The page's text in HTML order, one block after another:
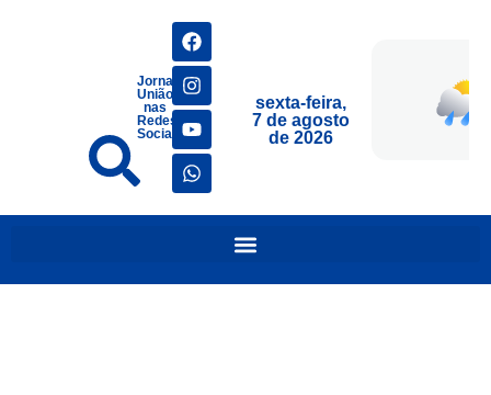
Jornais
União
nas
Redes
Sociais
sexta-feira,
7 de agosto
de 2026